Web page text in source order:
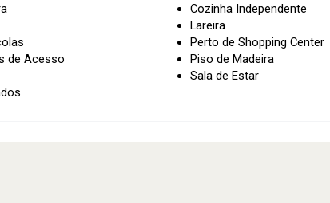
Cozinha Independente
Lareira
Perto de Shopping Center
de Acesso
Piso de Madeira
Sala de Estar